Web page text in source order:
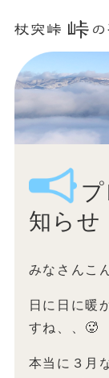
知らせ
みなさんこ
日に日に暖
すね、、🥵
本当に３月